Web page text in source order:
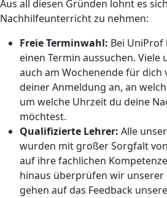
Aus all diesen Gründen lohnt es
Nachhilfeunterricht zu nehmen:
Freie Terminwahl: Bei
einen Termin aussuchen. Viele
auch am Wochenende für dich
deiner Anmeldung an, an
um welche Uhrzeit du deine
möchtest.
Qualifizierte Lehrer: Alle
wurden mit großer Sorgfalt
auf ihre fachlichen
hinaus überprüfen wir
gehen auf das Feedback